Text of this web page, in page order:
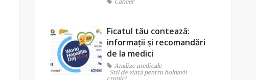
Ficatul tău contează:
informații și recomandări
de la medici
Analize medicale
Stil de viaţă pentru bolnavii
cronici